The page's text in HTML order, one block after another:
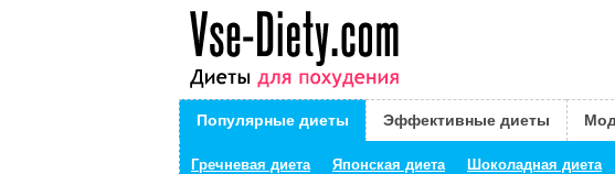
Популярные диеты
Гречневая диета Японская диета Шоколадная диета
Эффективные диеты